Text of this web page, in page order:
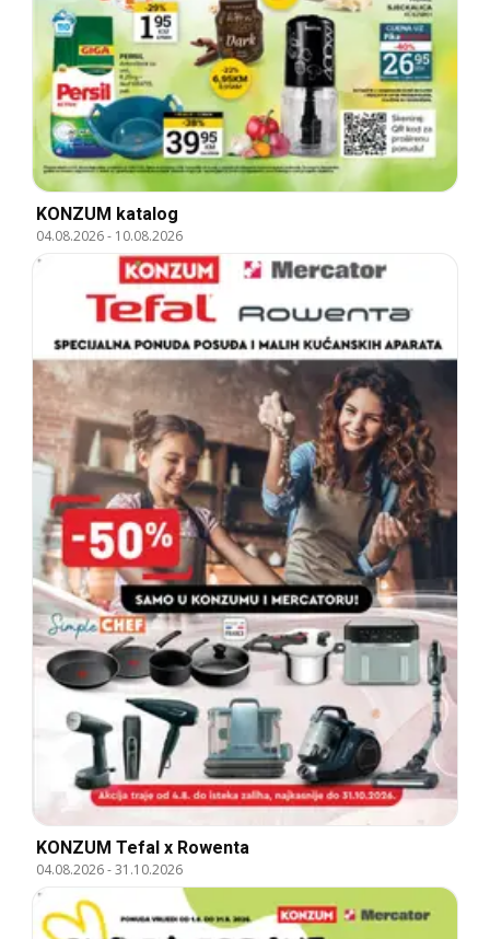
KONZUM katalog
04.08.2026- 10.08.2026
KONZUM Tefal x Rowenta
04.08.2026-31.10.2026